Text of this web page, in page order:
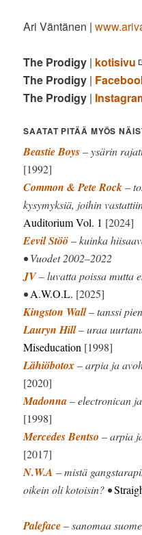
Ari Väntänen |
The Prodigy | kotisivu
The Prodigy |
The Prodigy |
SAATAT PITÄÄ MYÖS
Beastie Boys– ysärin
[1992]
Common & Pete Rock–
kysymyksiä, joihin
Auditorium Vol. 1 [2024]
Eevil Stöö– kuinka
• Vuodet 2002–2022
JV– luvatta poissa mutta
•A.W.O.L. [2025]
Kingston Wall– tanssi
Lauryn Hill– uraa
Miseducation [1998]
Lähiöbotox– arpia ja
[2020]
Madonna– electronican
[1998]
Mercedes Bentso – arpia
[2017]
N.W.A – mistä
oikein oli kotoisin? •
Paleface– sanomaa